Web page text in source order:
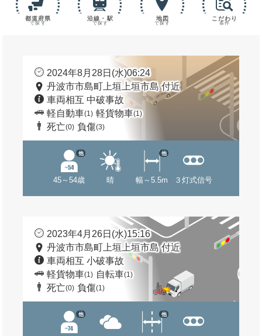
都道府県
で探す
沿線・駅
で探す
地図
で探す
こだわり
条件
2024年8月28日(水)06:24
丹波市市島町上垣上垣市島 付近
車両相互 中破事故
軽自動車(1) 軽貨物車(1)
死亡(0) 負傷(3)
45～54歳
他
晴 幅～5.5m
他
３灯式信号
2023年4月26日(水)15:16
丹波市市島町上垣上垣市島 付近
車両相互 小破事故
軽貨物車(1) 自転車(1)
死亡(0) 負傷(1)
他 他